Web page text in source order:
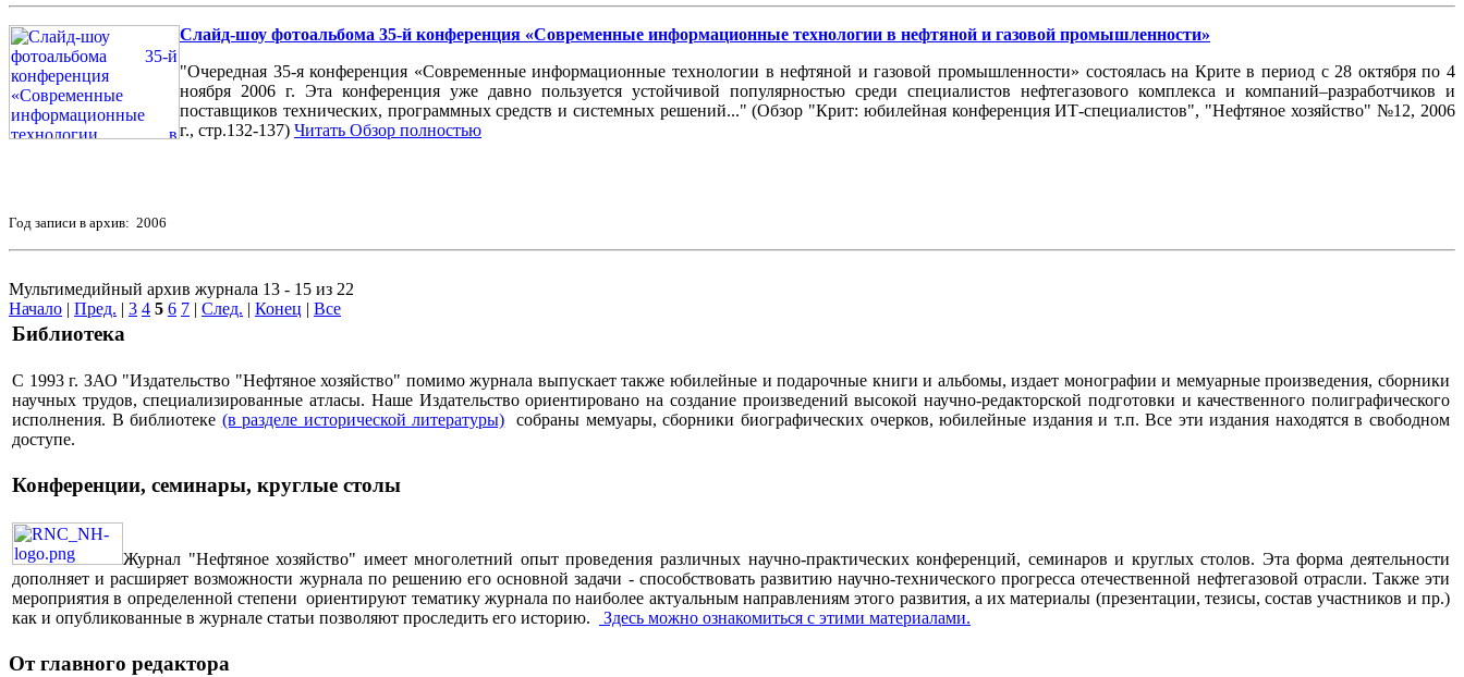
Слайд-шоу фотоальбома 35-й конференция «Современные информационные технологии в нефтяной и газовой промышленности»
"Очередная 35-я конференция «Современные информационные технологии в нефтяной и газовой промышленности» состоялась на Крите в период с 28 октября по 4
ноября 2006 г. Эта конференция уже давно пользуется устойчивой популярностью среди специалистов нефтегазового комплекса и компаний–разработчиков и
поставщиков технических, программных средств и системных решений..." (Обзор "Крит: юбилейная конференция ИТ-специалистов", "Нефтяное хозяйство" №12, 2006
г., стр.132-137) Читать Обзор полностью
Год записи в архив: 2006
Мультимедийный архив журнала 13 - 15 из 22
Начало | Пред. | 3 4 5 6 7 | След. | Конец | Все
Библиотека
С 1993 г. ЗАО "Издательство "Нефтяное хозяйство" помимо журнала выпускает также юбилейные и подарочные книги и альбомы, издает монографии и мемуарные произведения, сборники
научных трудов, специализированные атласы. Наше Издательство ориентировано на создание произведений высокой научно-редакторской подготовки и качественного полиграфического
исполнения. В библиотеке (в разделе исторической литературы) собраны мемуары, сборники биографических очерков, юбилейные издания и т.п. Все эти издания находятся в свободном
доступе.
Конференции, семинары, круглые столы
Журнал "Нефтяное хозяйство" имеет многолетний опыт проведения различных научно-практических конференций, семинаров и круглых столов. Эта форма деятельности
дополняет и расширяет возможности журнала по решению его основной задачи - способствовать развитию научно-технического прогресса отечественной нефтегазовой отрасли. Также эти
мероприятия в определенной степени ориентируют тематику журнала по наиболее актуальным направлениям этого развития, а их материалы (презентации, тезисы, состав участников и пр.)
как и опубликованные в журнале статьи позволяют проследить его историю.
Здесь можно ознакомиться с этими материалами.
От главного редактора